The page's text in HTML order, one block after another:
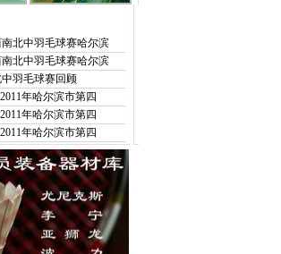
南北中羽毛球赛哈尔滨
南北中羽毛球赛哈尔滨
羽毛球赛回顾
年哈尔滨市第四
年哈尔滨市第四
年哈尔滨市第四